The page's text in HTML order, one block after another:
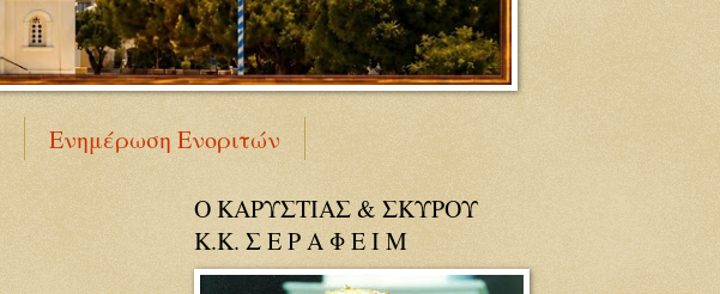
Ενημέρωση Ενοριτών
Ο ΚΑΡΥΣΤΙΑΣ & ΣΚΥΡΟΥ
Κ.Κ. Σ Ε Ρ Α Φ Ε Ι Μ